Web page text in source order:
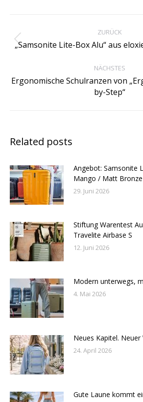
ZURÜCK
Vorheriger
„Samsonite Lite-Box Alu“ aus
NÄCHSTES
Nächster
Beitrag:
Ergonomische Schulranzen von
by-Step“
Related posts
Angebot: Samsonite
Mango / Matt
29. Juni 2026
Stiftung Warentest
Travelite Airbase S
12. Juni 2026
Modern unterwegs,
4. Mai 2026
Neues Kapitel. Neuer
24. April 2026
Gute Laune kommt